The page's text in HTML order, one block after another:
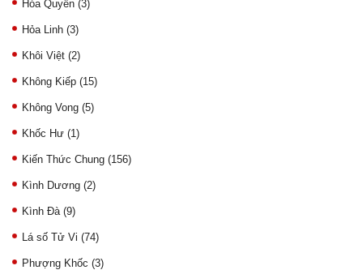
Hóa Quyền (3)
Hỏa Linh (3)
Khôi Việt (2)
Không Kiếp (15)
Không Vong (5)
Khốc Hư (1)
Kiến Thức Chung (156)
Kình Dương (2)
Kình Đà (9)
Lá số Tử Vi (74)
Phượng Khốc (3)